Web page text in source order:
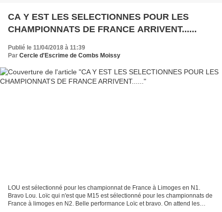
CA Y EST LES SELECTIONNES POUR LES
CHAMPIONNATS DE FRANCE ARRIVENT......
Publié le 11/04/2018 à 11:39
Par Cercle d'Escrime de Combs Moissy
LOU est sélectionné pour les championnat de France à Limoges en N1.
Bravo Lou. Loïc qui n'est que M15 est sélectionné pour les championnats de
France à limoges en N2. Belle performance Loïc et bravo. On attend les